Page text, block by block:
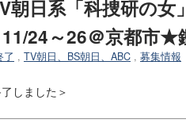
朝日系「科捜研の
24～26＠京都市★
了 , TV朝日、BS朝日、ABC , 募集情報
しました＞